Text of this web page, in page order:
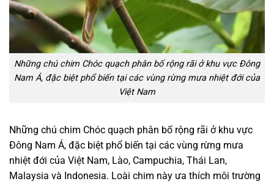
Những chú chim Chóc quạch phân bố rộng rãi ở khu vực Đông
Nam Á, đặc biệt phổ biến tại các vùng rừng mưa nhiệt đới của
Việt Nam
Những chú chim Chóc quạch phân bố rộng rãi ở khu vực
Đông Nam Á, đặc biệt phổ biến tại các vùng rừng mưa
nhiệt đới của Việt Nam, Lào, Campuchia, Thái Lan,
Malaysia và Indonesia. Loài chim này ưa thích môi trường